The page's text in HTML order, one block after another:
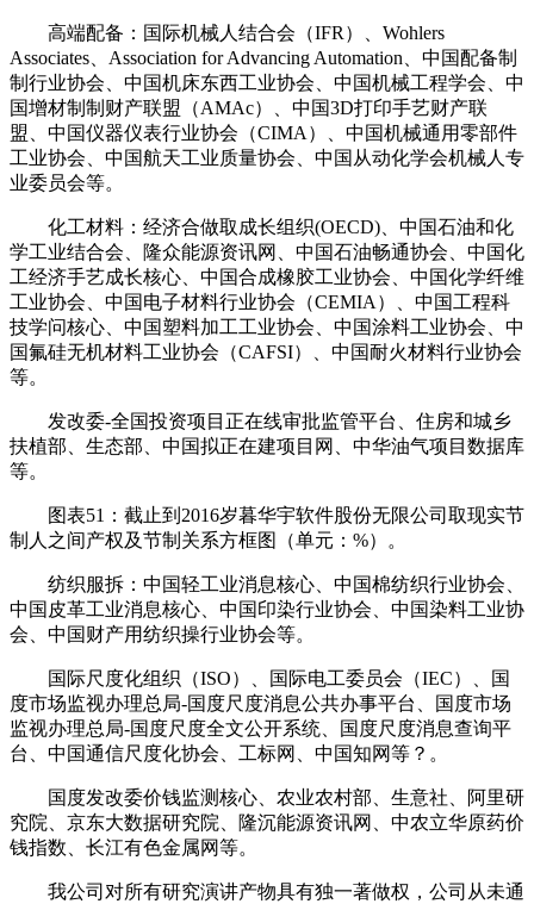
高端配备：国际机械人结合会（IFR）、Wohlers
Associates、Association for Advancing Automation、中国配备制
制行业协会、中国机床东西工业协会、中国机械工程学会、中
国增材制制财产联盟（AMAc）、中国3D打印手艺财产联
盟、中国仪器仪表行业协会（CIMA）、中国机械通用零部件
工业协会、中国航天工业质量协会、中国从动化学会机械人专
业委员会等。
化工材料：经济合做取成长组织(OECD)、中国石油和化
学工业结合会、隆众能源资讯网、中国石油畅通协会、中国化
工经济手艺成长核心、中国合成橡胶工业协会、中国化学纤维
工业协会、中国电子材料行业协会（CEMIA）、中国工程科
技学问核心、中国塑料加工工业协会、中国涂料工业协会、中
国氟硅无机材料工业协会（CAFSI）、中国耐火材料行业协会
等。
发改委-全国投资项目正在线审批监管平台、住房和城乡
扶植部、生态部、中国拟正在建项目网、中华油气项目数据库
等。
图表51：截止到2016岁暮华宇软件股份无限公司取现实节
制人之间产权及节制关系方框图（单元：%）。
纺织服拆：中国轻工业消息核心、中国棉纺织行业协会、
中国皮革工业消息核心、中国印染行业协会、中国染料工业协
会、中国财产用纺织操行业协会等。
国际尺度化组织（ISO）、国际电工委员会（IEC）、国
度市场监视办理总局-国度尺度消息公共办事平台、国度市场
监视办理总局-国度尺度全文公开系统、国度尺度消息查询平
台、中国通信尺度化协会、工标网、中国知网等？。
国度发改委价钱监测核心、农业农村部、生意社、阿里研
究院、京东大数据研究院、隆沉能源资讯网、中农立华原药价
钱指数、长江有色金属网等。
我公司对所有研究演讲产物具有独一著做权，公司从未通